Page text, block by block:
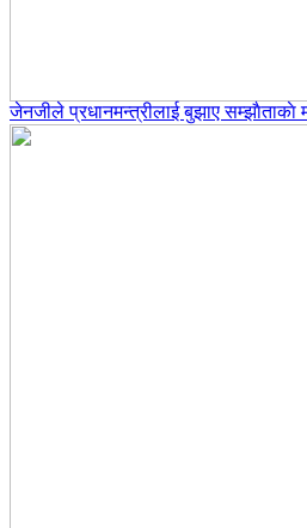
जेनजीले प्रधानमन्त्रीलाई बुझाए सम्झाैताकाे